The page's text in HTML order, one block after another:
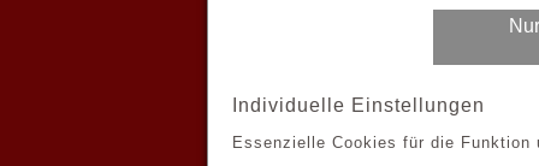
AGB
Individuelle Einstellungen
Essenzielle Cookies für die Funktion